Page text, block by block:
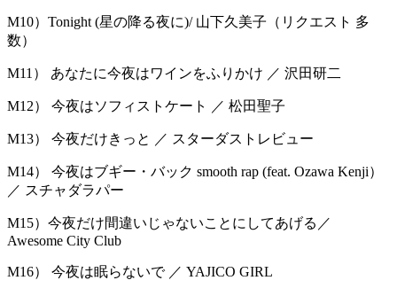
M10）Tonight (星の降る夜に)/ 山下久美子（リクエスト 多
数）
M11） あなたに今夜はワインをふりかけ ／ 沢田研二
M12） 今夜はソフィストケート ／ 松田聖子
M13） 今夜だけきっと ／ スターダストレビュー
M14） 今夜はブギー・バック smooth rap (feat. Ozawa Kenji）
／ スチャダラパー
M15）今夜だけ間違いじゃないことにしてあげる／
Awesome City Club
M16） 今夜は眠らないで ／ YAJICO GIRL